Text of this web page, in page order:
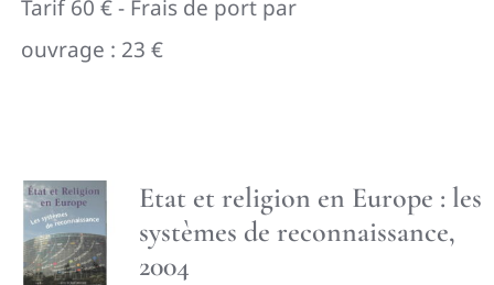
Tarif 60 € - Frais de port par
ouvrage : 23 €
Etat et religion en Europe : les
systèmes de reconnaissance,
2004